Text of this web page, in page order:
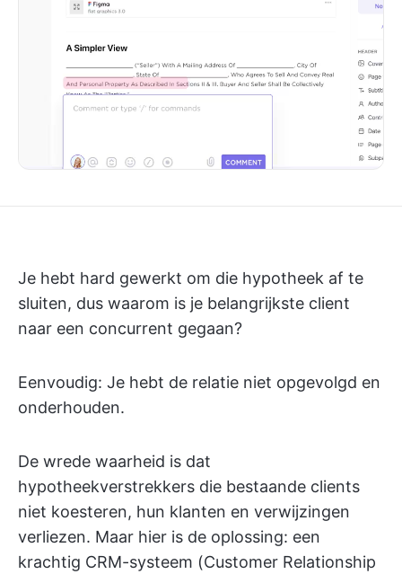
Je hebt hard gewerkt om die hypotheek af te
sluiten, dus waarom is je belangrijkste client
naar een concurrent gegaan?
Eenvoudig: Je hebt de relatie niet opgevolgd en
onderhouden.
De wrede waarheid is dat
hypotheekverstrekkers die bestaande clients
niet koesteren, hun klanten en verwijzingen
verliezen. Maar hier is de oplossing: een
krachtig CRM-systeem (Customer Relationship